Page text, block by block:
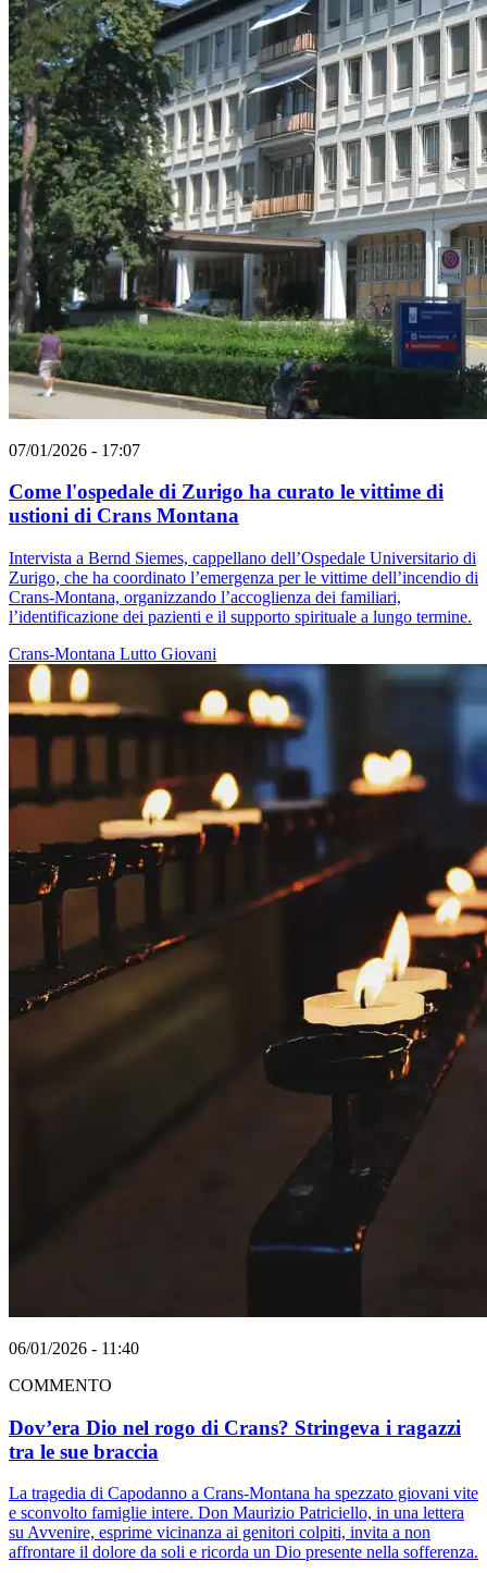
07/01/2026 - 17:07
Come l'ospedale di Zurigo ha curato le vittime di
ustioni di Crans Montana
Intervista a Bernd Siemes, cappellano dell’Ospedale Universitario di
Zurigo, che ha coordinato l’emergenza per le vittime dell’incendio di
Crans-Montana, organizzando l’accoglienza dei familiari,
l’identificazione dei pazienti e il supporto spirituale a lungo termine.
Crans-Montana Lutto Giovani
06/01/2026 - 11:40
COMMENTO
Dov’era Dio nel rogo di Crans? Stringeva i ragazzi
tra le sue braccia
La tragedia di Capodanno a Crans-Montana ha spezzato giovani vite
e sconvolto famiglie intere. Don Maurizio Patriciello, in una lettera
su Avvenire, esprime vicinanza ai genitori colpiti, invita a non
affrontare il dolore da soli e ricorda un Dio presente nella sofferenza.